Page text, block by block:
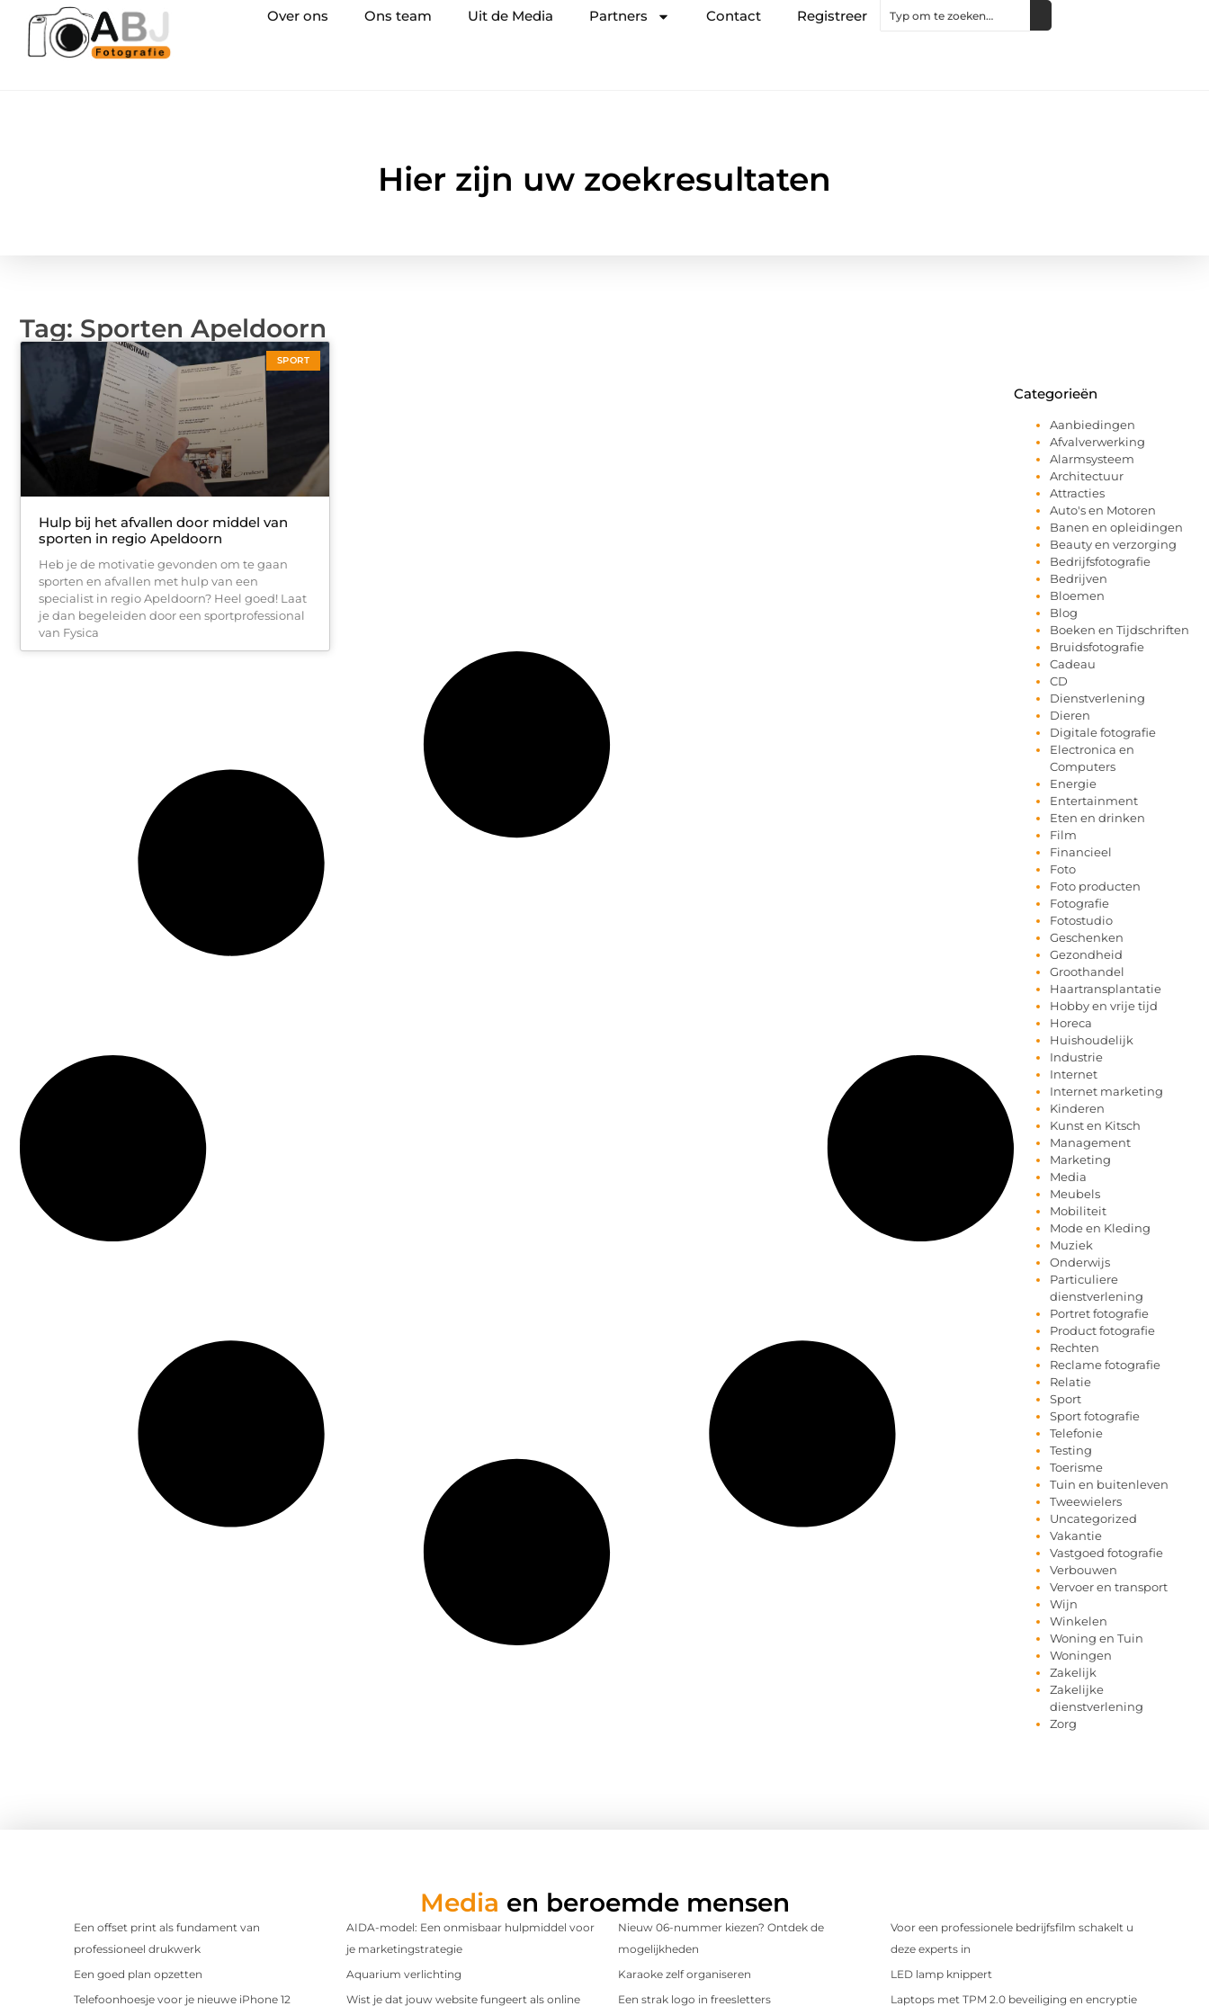
Over ons Ons team Uit de Media Partners Contact Registreer
Hier zijn uw zoekresultaten
Tag: Sporten Apeldoorn
SPORT
Hulp bij het afvallen door middel van
sporten in regio Apeldoorn
Heb je de motivatie gevonden om te gaan
sporten en afvallen met hulp van een
specialist in regio Apeldoorn? Heel goed! Laat
je dan begeleiden door een sportprofessional
van Fysica
Categorieën
Aanbiedingen
Afvalverwerking
Alarmsysteem
Architectuur
Attracties
Auto's en Motoren
Banen en opleidingen
Beauty en verzorging
Bedrijfsfotografie
Bedrijven
Bloemen
Blog
Boeken en Tijdschriften
Bruidsfotografie
Cadeau
CD
Dienstverlening
Dieren
Digitale fotografie
Electronica en
Computers
Energie
Entertainment
Eten en drinken
Film
Financieel
Foto
Foto producten
Fotografie
Fotostudio
Geschenken
Gezondheid
Groothandel
Haartransplantatie
Hobby en vrije tijd
Horeca
Huishoudelijk
Industrie
Internet
Internet marketing
Kinderen
Kunst en Kitsch
Management
Marketing
Media
Meubels
Mobiliteit
Mode en Kleding
Muziek
Onderwijs
Particuliere
dienstverlening
Portret fotografie
Product fotografie
Rechten
Reclame fotografie
Relatie
Sport
Sport fotografie
Telefonie
Testing
Toerisme
Tuin en buitenleven
Tweewielers
Uncategorized
Vakantie
Vastgoed fotografie
Verbouwen
Vervoer en transport
Wijn
Winkelen
Woning en Tuin
Woningen
Zakelijk
Zakelijke
dienstverlening
Zorg
Media en beroemde mensen
Een offset print als fundament van
professioneel drukwerk
AIDA-model: Een onmisbaar hulpmiddel voor
je marketingstrategie
Nieuw 06-nummer kiezen? Ontdek de
mogelijkheden
Voor een professionele bedrijfsfilm schakelt u
deze experts in
Een goed plan opzetten
Aquarium verlichting Karaoke zelf organiseren
LED lamp knippert
Telefoonhoesje voor je nieuwe iPhone 12
Wist je dat jouw website fungeert als online
Een strak logo in freesletters Laptops met TPM 2.0 beveiliging en encryptie